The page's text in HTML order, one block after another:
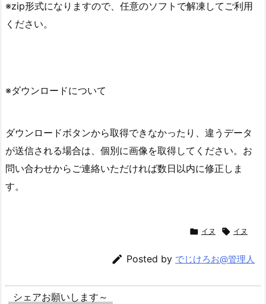
※zip形式になりますので、任意のソフトで解凍してご利用
ください。
※ダウンロードについて
ダウンロードボタンから取得できなかったり、違うデータ
が送信される場合は、個別に画像を取得してください。お
問い合わせからご連絡いただければ数日以内に修正しま
す。
 イヌ  イヌ
 Posted by でじけろお@管理人
シェアお願いします～